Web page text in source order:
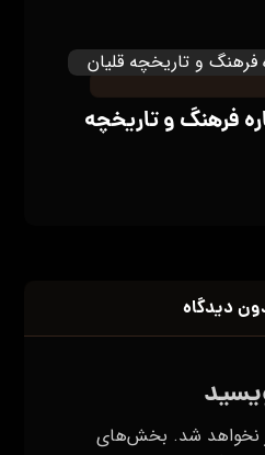
فرهنگ و تاریخچه
دیدگاه
نخواهد شد. بخش‌های